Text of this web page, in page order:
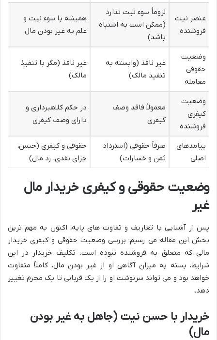
عنصر نیت
فروشنده
لزوماً سوء نیت ندارد
(ممکن است به اشتباه
باشد)
همیشه با سوء نیت و
علم به غیر بودن مال
وضعیت
حقوقی
معامله
غیر نافذ (وابسته به
تنفیذ مالک)
غیر نافذ (مگر با تنفیذ
مالک)
وضعیت
کیفری
فروشنده
معمولاً فاقد وصف
کیفری
در حکم کلاهبرداری و
دارای وصف کیفری
پیامدهای
اصلی
صرفاً حقوقی (استرداد
ثمن و خسارات)
حقوقی و کیفری (حبس،
جزای نقدی، رد مال)
وضعیت حقوقی و کیفری خریدار مال
غیر
پس از آشنایی با تعاریف و تفاوت های پایه، اکنون به مهم ترین
بخش این مقاله می رسیم: بررسی وضعیت حقوقی و کیفری خریدار
مالی که متعلق به فروشنده نبوده است. تکلیف خریدار در این
شرایط، بسته به میزان آگاهی او از غیر بودن مال، کاملاً متفاوت
خواهد بود و می تواند سرنوشت او را از یک قربانی تا یک مجرم تغییر
دهد.
خریدار با حسن نیت (جاهل به غیر بودن
مال)